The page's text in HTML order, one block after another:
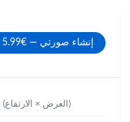
إنشاء صورتي — €5.99
(العرض × الارتفاع)